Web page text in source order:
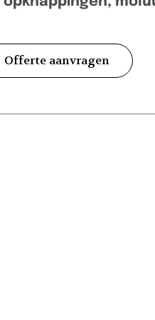
Offerte aanvragen